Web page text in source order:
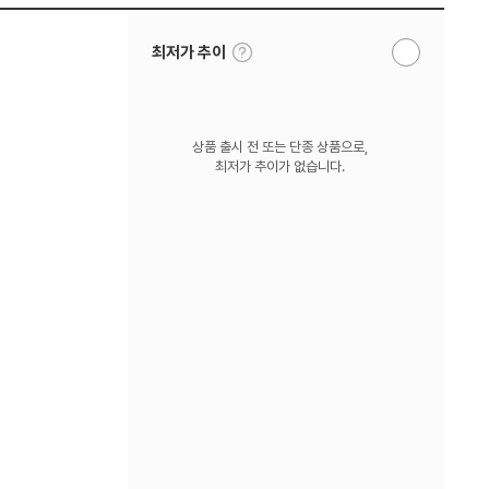
최저가 추이
툴
팁
알
상품 출시 전 또는 단종 상품으로,
최저가 추이가 없습니다.